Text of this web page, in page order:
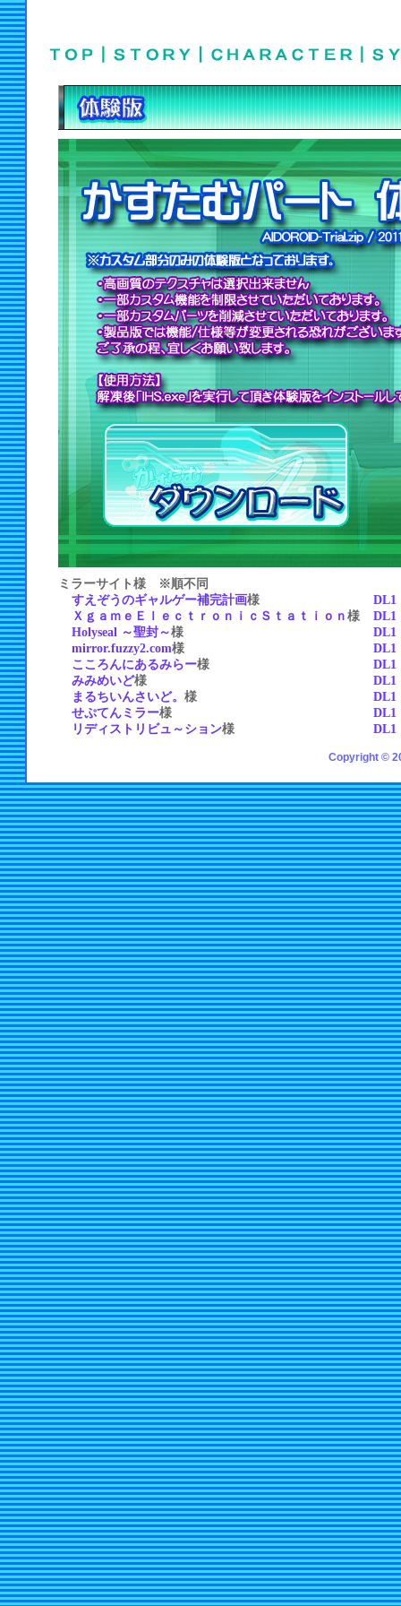
ミラーサイト様 ※順不同
すえぞうのギャルゲー補完計画様
DL1
ＸｇａｍｅＥｌｅｃｔｒｏｎｉｃＳｔａｔｉｏｎ 様
DL1
Holyseal ～聖封～様
DL1
mirror.fuzzy2.com様
DL1
こころんにあるみらー様
DL1
みみめいど様
DL1
まるちいんさいど。 様
DL1
せぷてんミラー様
DL1
リディストリビュ～ション様 DL1
Copyright ©